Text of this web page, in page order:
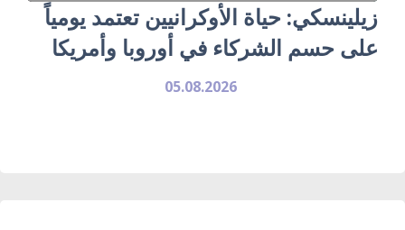
زيلينسكي: حياة الأوكرانيين تعتمد يومياً
على حسم الشركاء في أوروبا وأمريكا
05.08.2026